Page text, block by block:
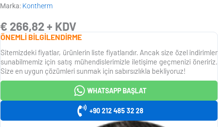
Marka: Kontherm
€ 266,82+ KDV
ÖNEMLİ BİLGİLENDİRME
Sitemizdeki fiyatlar, ürünlerin liste fiyatlarıdır. Ancak size özel indirimler
sunabilmemiz için satış mühendislerimizle iletişime geçmenizi öneririz.
Size en uygun çözümleri sunmak için sabırsızlıkla bekliyoruz!
WHATSAPP BAŞLAT
+90 212 485 32 28